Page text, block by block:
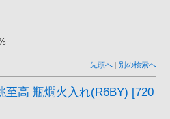
先頭へ | 別の検索へ
至高 瓶燗火入れ(R6BY) [720